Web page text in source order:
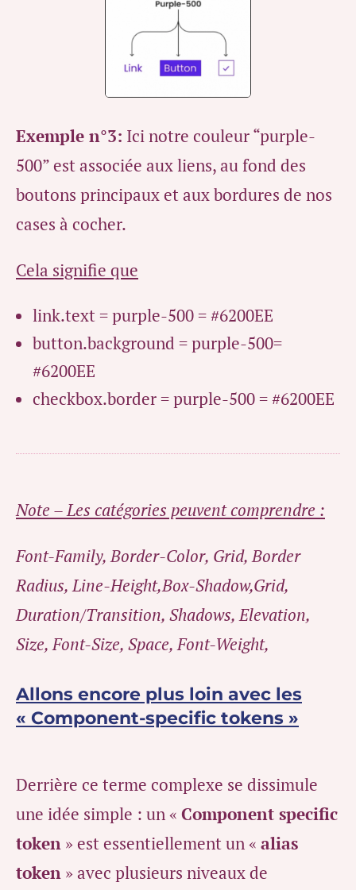
Exemple n°3: Ici notre couleur “purple-
500” est associée aux liens, au fond des
boutons principaux et aux bordures de nos
cases à cocher.
Cela signifie que
link.text = purple-500 = #6200EE
button.background = purple-500=
#6200EE
checkbox.border = purple-500 = #6200EE
Note – Les catégories peuvent comprendre :
Font-Family, Border-Color, Grid, Border
Radius, Line-Height,Box-Shadow,Grid,
Duration/Transition, Shadows, Elevation,
Size, Font-Size, Space, Font-Weight,
Allons encore plus loin avec les
« Component-specific tokens »
Derrière ce terme complexe se dissimule
une idée simple : un « Component specific
token » est essentiellement un « alias
token » avec plusieurs niveaux de